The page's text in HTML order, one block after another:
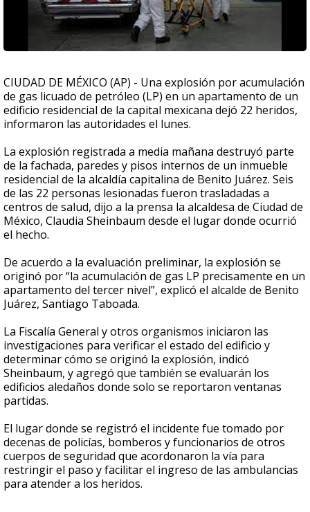
CIUDAD DE MÉXICO (AP) - Una explosión por acumulación
de gas licuado de petróleo (LP) en un apartamento de un
edificio residencial de la capital mexicana dejó 22 heridos,
informaron las autoridades el lunes.
La explosión registrada a media mañana destruyó parte
de la fachada, paredes y pisos internos de un inmueble
residencial de la alcaldía capitalina de Benito Juárez. Seis
de las 22 personas lesionadas fueron trasladadas a
centros de salud, dijo a la prensa la alcaldesa de Ciudad de
México, Claudia Sheinbaum desde el lugar donde ocurrió
el hecho.
De acuerdo a la evaluación preliminar, la explosión se
originó por “la acumulación de gas LP precisamente en un
apartamento del tercer nivel”, explicó el alcalde de Benito
Juárez, Santiago Taboada.
La Fiscalía General y otros organismos iniciaron las
investigaciones para verificar el estado del edificio y
determinar cómo se originó la explosión, indicó
Sheinbaum, y agregó que también se evaluarán los
edificios aledaños donde solo se reportaron ventanas
partidas.
El lugar donde se registró el incidente fue tomado por
decenas de policías, bomberos y funcionarios de otros
cuerpos de seguridad que acordonaron la vía para
restringir el paso y facilitar el ingreso de las ambulancias
para atender a los heridos.